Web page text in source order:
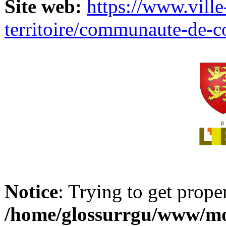
Site web: https://
territoire/communaute-de-
Notice: Trying to get
/home/glossurrgu/www/